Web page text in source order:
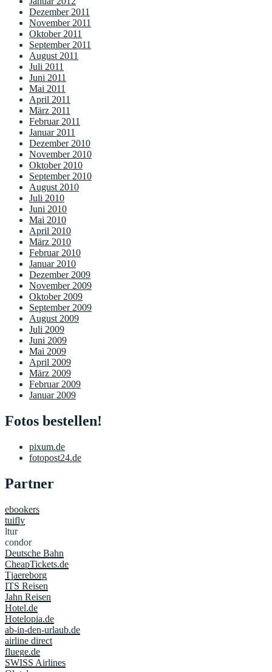
Dezember 2011
November 2011
Oktober 2011
September 2011
August 2011
Juli 2011
Juni 2011
Mai 2011
April 2011
März 2011
Februar 2011
Januar 2011
Dezember 2010
November 2010
Oktober 2010
September 2010
August 2010
Juli 2010
Juni 2010
Mai 2010
April 2010
März 2010
Februar 2010
Januar 2010
Dezember 2009
November 2009
Oktober 2009
September 2009
August 2009
Juli 2009
Juni 2009
Mai 2009
April 2009
März 2009
Februar 2009
Januar 2009
Fotos bestellen!
pixum.de
fotopost24.de
Partner
ebookers
tuifly
ltur
condor
Deutsche Bahn
CheapTickets.de
Tjaereborg
ITS Reisen
Jahn Reisen
Hotel.de
Hotelopia.de
ab-in-den-urlaub.de
airline direct
fluege.de
SWISS Airlines